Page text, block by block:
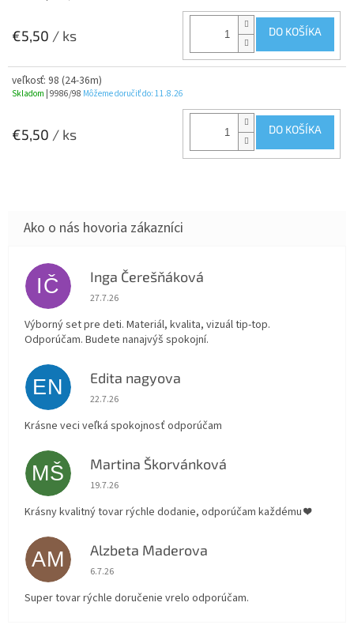
€5,50 / ks DO KOŠÍKA
veľkosť: 98 (24-36m)
Skladom | 9986/98 Môžeme doručiť do: 11.8.26
€5,50 / ks DO KOŠÍKA
IČ Inga Čerešňáková
Hodnotenie obchodu je 5 z 5 hviezdičiek.
27.7.26
Výborný set pre deti. Materiál, kvalita, vizuál tip-top.
Odporúčam. Budete nanajvýš spokojní.
EN Edita nagyova
Hodnotenie obchodu je 5 z 5 hviezdičiek.
22.7.26
Krásne veci veľká spokojnosť odporúčam
MŠ Martina Škorvánková
Hodnotenie obchodu je 5 z 5 hviezdičiek.
19.7.26
Krásny kvalitný tovar rýchle dodanie, odporúčam každému ❤️
AM Alzbeta Maderova
Hodnotenie obchodu je 5 z 5 hviezdičiek.
6.7.26
Super tovar rýchle doručenie vrelo odporúčam.